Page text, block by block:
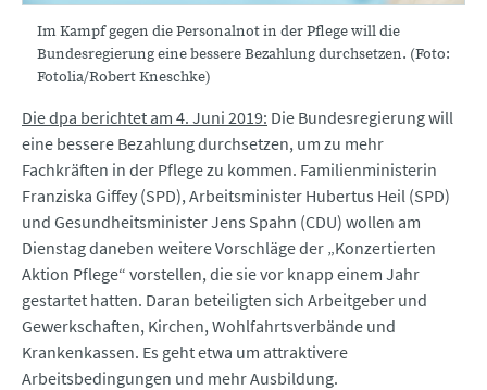
Im Kampf gegen die Personalnot in der Pflege will die
Bundesregierung eine bessere Bezahlung durchsetzen. (Foto:
Fotolia/Robert Kneschke)
Die dpa berichtet am 4. Juni 2019: Die Bundesregierung will
eine bessere Bezahlung durchsetzen, um zu mehr
Fachkräften in der Pflege zu kommen. Familienministerin
Franziska Giffey (SPD), Arbeitsminister Hubertus Heil (SPD)
und Gesundheitsminister Jens Spahn (CDU) wollen am
Dienstag daneben weitere Vorschläge der „Konzertierten
Aktion Pflege“ vorstellen, die sie vor knapp einem Jahr
gestartet hatten. Daran beteiligten sich Arbeitgeber und
Gewerkschaften, Kirchen, Wohlfahrtsverbände und
Krankenkassen. Es geht etwa um attraktivere
Arbeitsbedingungen und mehr Ausbildung.